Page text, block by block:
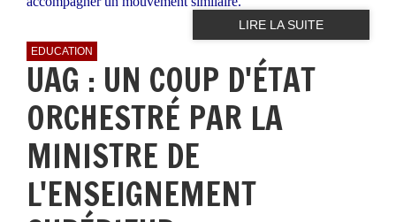
LIRE LA SUITE
EDUCATION
UAG : UN COUP D'ÉTAT
ORCHESTRÉ PAR LA
MINISTRE DE
L'ENSEIGNEMENT